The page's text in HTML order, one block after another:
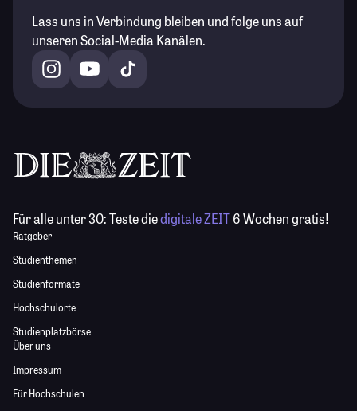
Lass uns in Verbindung bleiben und folge uns auf
unseren Social-Media Kanälen.
Für alle unter 30:Teste diedigitale ZEIT6 Wochen gratis!
Ratgeber
Studienthemen
Studienformate
Hochschulorte
Studienplatzbörse
Über uns
Impressum
Für Hochschulen